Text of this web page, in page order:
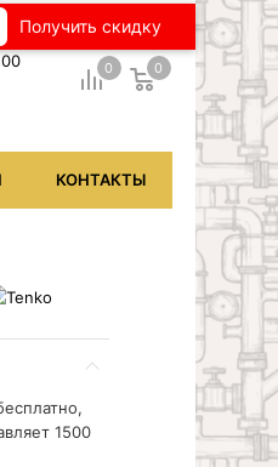
КОНТАКТЫ
0 0
1500
Получить скидку